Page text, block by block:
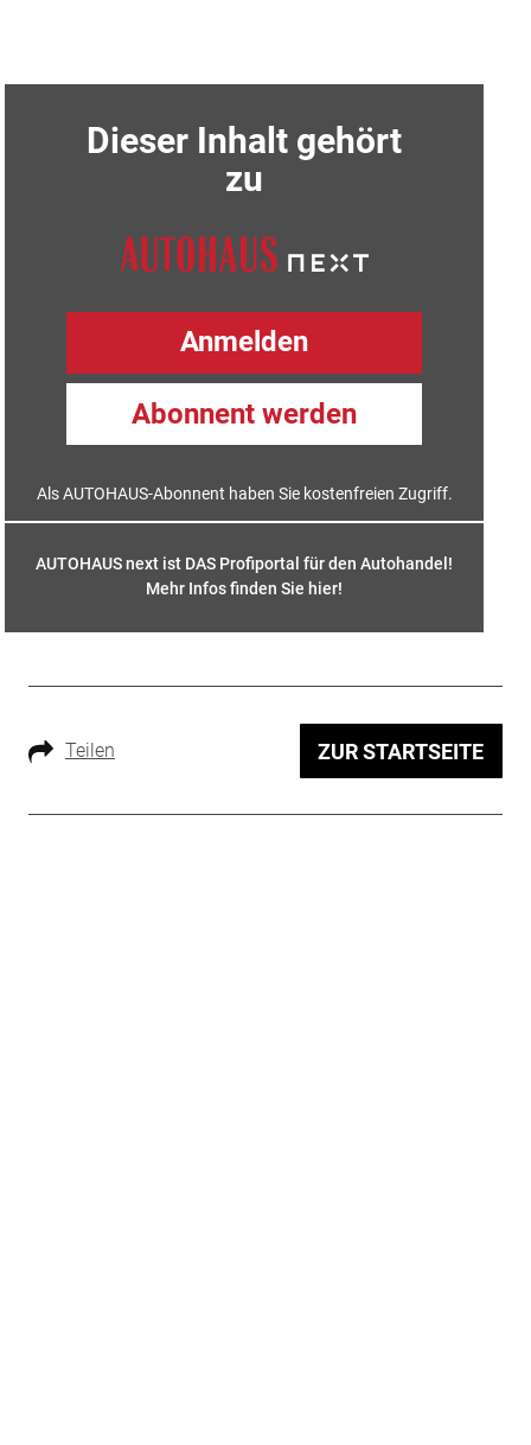
Dieser Inhalt gehört
zu
Anmelden
Abonnent werden
Als AUTOHAUS-Abonnent haben Sie kostenfreien Zugriff.
AUTOHAUS next ist DAS Profiportal für den Autohandel!
Mehr Infos finden Sie hier!
Teilen ZUR STARTSEITE